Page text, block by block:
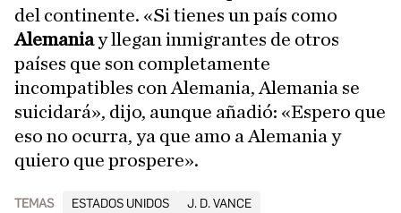
del continente. «Si tienes un país como
Alemaniay llegan inmigrantes de otros
países que son completamente
incompatibles con Alemania, Alemania se
suicidará», dijo, aunque añadió: «Espero que
eso no ocurra, ya que amo a Alemania y
quiero que prospere».
TEMAS ESTADOS UNIDOS J. D. VANCE